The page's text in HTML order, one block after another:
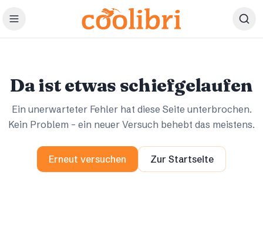
Zum Hauptinhalt springen
Da ist etwas schiefgelaufen
Ein unerwarteter Fehler hat diese Seite unterbrochen.
Kein Problem – ein neuer Versuch behebt das meistens.
Erneut versuchen Zur Startseite